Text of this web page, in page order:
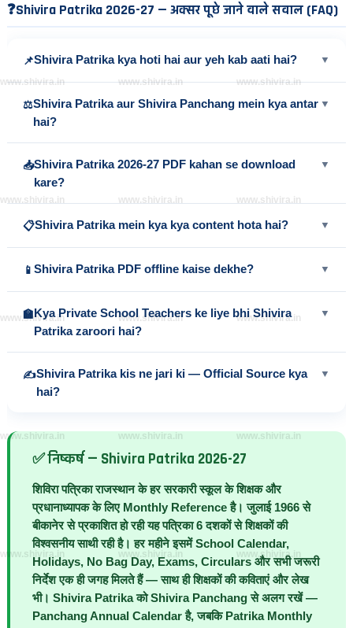
❓Shivira Patrika 2026-27 — अक्सर पूछे जाने वाले सवाल (FAQ)
📌Shivira Patrika kya hoti hai aur yeh kab aati hai? ▼
⚖️Shivira Patrika aur Shivira Panchang mein kya antar
hai?
▼
📥Shivira Patrika 2026-27 PDF kahan se download
kare?
▼
📋Shivira Patrika mein kya kya content hota hai? ▼
📱 Shivira Patrika PDF offline kaise dekhe? ▼
🏫Kya Private School Teachers ke liye bhi Shivira
Patrika zaroori hai?
▼
✍️Shivira Patrika kis ne jari ki — Official Source kya
hai?
▼
✅ निष्कर्ष — Shivira Patrika 2026-27
शिविरा पत्रिकाराजस्थान के हर सरकारी स्कूल के शिक्षक और
प्रधानाध्यापक के लिए Monthly Reference है।जुलाई 1966 से
बीकानेरसे प्रकाशित हो रही यह पत्रिका 6 दशकों से शिक्षकों की
विश्वसनीय साथी रही है। हर महीने इसमें School Calendar,
Holidays, No Bag Day, Exams, Circulars और सभी जरूरी
निर्देश एक ही जगह मिलते हैं — साथ ही शिक्षकों की कविताएं और लेख
भी। Shivira PatrikaकोShivira Panchangसे अलग रखें —
Panchang Annual Calendar है, जबकि Patrika Monthly
www.shivira.in
www.shivira.in
www.shivira.in
www.shivira.in
www.shivira.in
www.shivira.in
www.shivira.in
www.shivira.in
www.shivira.in
www.shivira.in
www.shivira.in
www.shivira.in
www.shivira.in
www.shivira.in
www.shivira.in